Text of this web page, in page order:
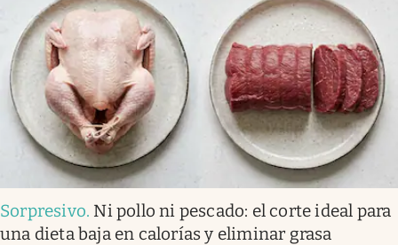
Infotechnology
Clase
Clima
Mundial 2026
Eventos Corporativos
El Cronista Studio
Mediakit
Sorpresivo. Ni pollo ni pescado: el corte ideal para
una dieta baja en calorías y eliminar grasa